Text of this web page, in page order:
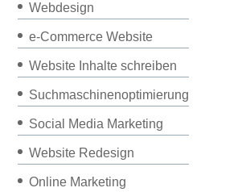
Webdesign
e-Commerce Website
Website Inhalte schreiben
Suchmaschinenoptimierung
Social Media Marketing
Website Redesign
Online Marketing